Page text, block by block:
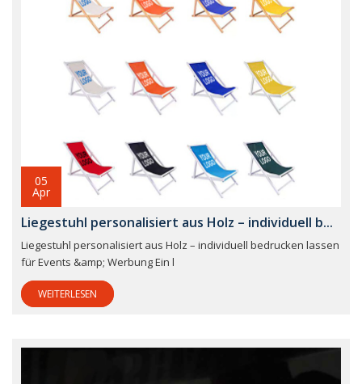
05
Apr
Liegestuhl personalisiert aus Holz – individuell b...
Liegestuhl personalisiert aus Holz – individuell bedrucken lassen
für Events &amp; Werbung Ein l
WEITERLESEN